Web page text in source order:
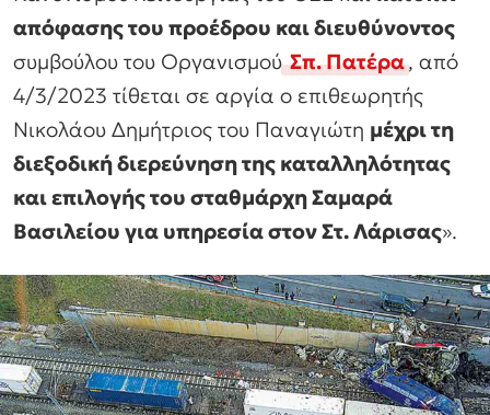
απόφασης του προέδρου και διευθύνοντος
συμβούλου του ΟργανισμούΣπ. Πατέρα, από
4/3/2023 τίθεται σε αργία ο επιθεωρητής
Νικολάου Δημήτριος του Παναγιώτη μέχρι τη
διεξοδική διερεύνηση της καταλληλότητας
και επιλογής του σταθμάρχη Σαμαρά
Βασιλείου για υπηρεσία στον Στ. Λάρισας».